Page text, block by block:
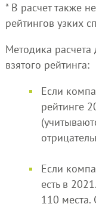
* В расчет также
рейтингов узких
Методика
взятого рейтинга:
Если
рейтинге
Если
есть в
110 места.